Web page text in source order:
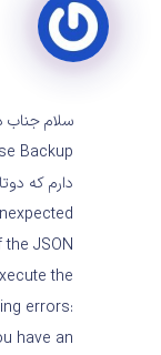
JSON
the
errors:
have an